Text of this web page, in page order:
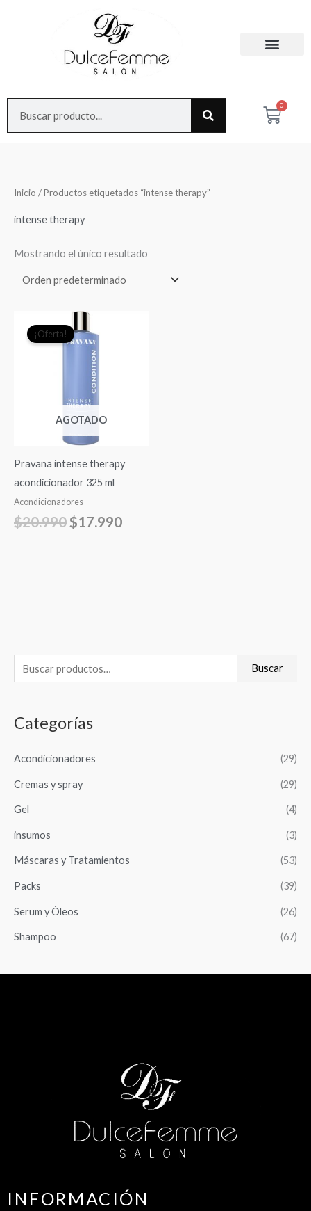
0
Cart
u
c
r
p
o
Buscar
Categorías
Acondicionadores (29)
Cremas y spray (29)
Gel (4)
insumos (3)
Máscaras y Tratamientos (53)
Packs (39)
Serum y Óleos (26)
Shampoo (67)
Inicio / Productos etiquetados “intense therapy”
intense therapy
Mostrando el único resultado
AGOTADO
¡Oferta!
Pravana intense therapy
acondicionador 325 ml
Acondicionadores
$20.990
precio
original
era:
$20.990.
$17.990
INFORMACIÓN